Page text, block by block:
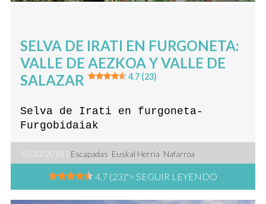
SELVA DE IRATI EN FURGONETA:
VALLE DE AEZKOA Y VALLE DE
SALAZAR
4.7 (23)
Selva de Irati en furgoneta-
Furgobidaiak
10/10/2018 | Escapadas Euskal Herria Nafarroa
4.7 (23)"> SEGUIR LEYENDO